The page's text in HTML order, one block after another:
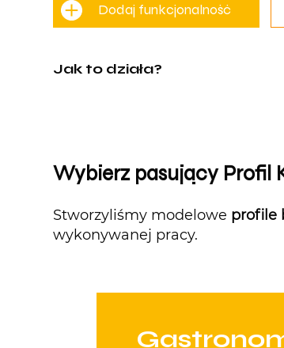
Dodaj funkcjonalność
Jak to działa?
Wybierz pasujący Profil
Stworzyliśmy modelowe profile
wykonywanej pracy.